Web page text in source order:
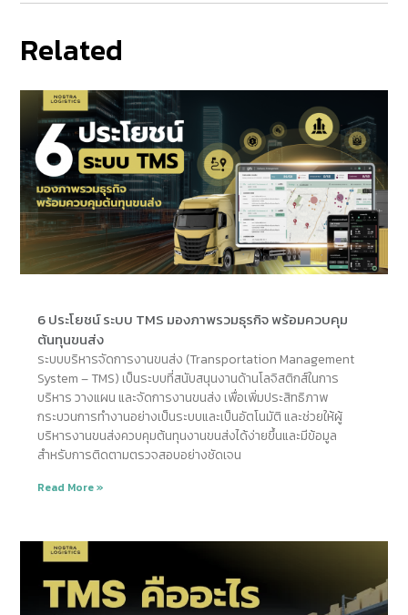
Related
6 ประโยชน์ ระบบ TMS มองภาพรวมธุรกิจ พร้อมควบคุม
ต้นทุนขนส่ง
ระบบบริหารจัดการงานขนส่ง (Transportation Management
System – TMS) เป็นระบบที่สนับสนุนงานด้านโลจิสติกส์ในการ
บริหาร วางแผน และจัดการงานขนส่ง เพื่อเพิ่มประสิทธิภาพ
กระบวนการทำงานอย่างเป็นระบบและเป็นอัตโนมัติ และช่วยให้ผู้
บริหารงานขนส่งควบคุมต้นทุนงานขนส่งได้ง่ายขึ้นและมีข้อมูล
สำหรับการติดตามตรวจสอบอย่างชัดเจน
Read More »